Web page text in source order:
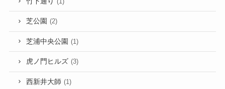
芝公園 (2)
芝浦中央公園 (1)
虎ノ門ヒルズ (3)
西新井大師 (1)